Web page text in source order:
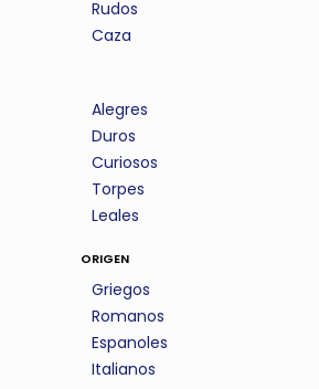
Rudos
Caza
Alegres
Duros
Curiosos
Torpes
Leales
origen
Griegos
Romanos
Espanoles
Italianos